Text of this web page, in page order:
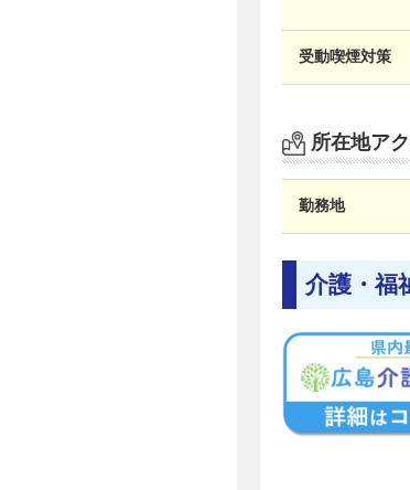
受動喫煙対策
所在地ア
勤務地
介護・福